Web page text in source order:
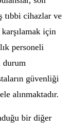
tıbbi cihazlar ve
için
personeli
durum
güvenliği
alınmaktadır.
bir diğer